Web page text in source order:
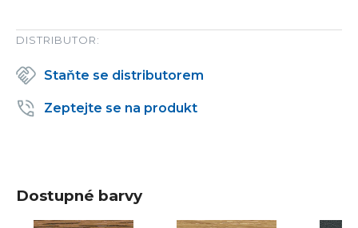
DISTRIBUTOR:
Staňte se distributorem
Zeptejte se na produkt
Dostupné barvy